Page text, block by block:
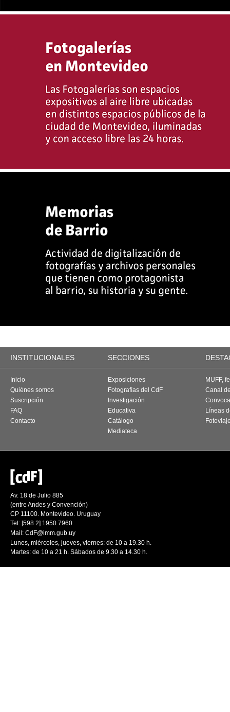
INSTITUCIONALES SECCIONES
Inicio
Quiénes somos
Suscripción
FAQ
Contacto
Exposiciones
Fotografías del CdF
Investigación
Educativa
Catálogo
Mediateca
MUFF,
Canal
Líneas
Av. 18 de Julio 885
(entre Andes y Convención)
CP 11100. Montevideo. Uruguay
Tel: [598 2] 1950 7960
Mail: CdF@imm.gub.uy
Lunes, miércoles, jueves, viernes: de 10 a 19.30 h.
Martes: de 10 a 21 h. Sábados de 9.30 a 14.30 h.